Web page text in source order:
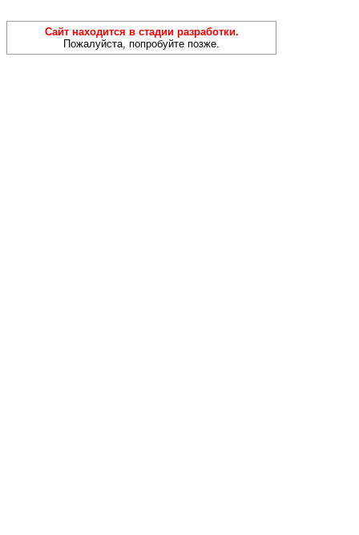
Сайт находится в стадии разработки.
Пожалуйста, попробуйте позже.